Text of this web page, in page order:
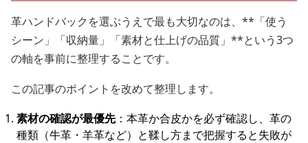
革ハンドバックを選ぶうえで最も大切なのは、**「使う
シーン」「収納量」「素材と仕上げの品質」**という3つ
の軸を事前に整理することです。
この記事のポイントを改めて整理します。
素材の確認が最優先：本革か合皮かを必ず確認し、革の
種類（牛革・羊革など）と鞣し方まで把握すると失敗が